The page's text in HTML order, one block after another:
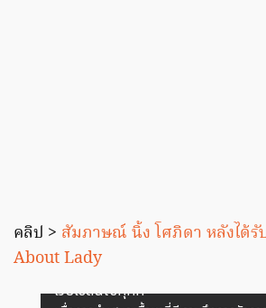
คลิป > สัมภาษณ์ นิ้ง โศภิดา หลังได้รั
About Lady